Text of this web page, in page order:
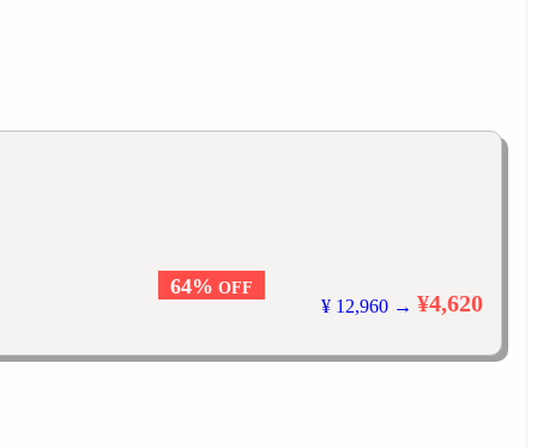
64% OFF
¥ 12,960 → ¥4,620